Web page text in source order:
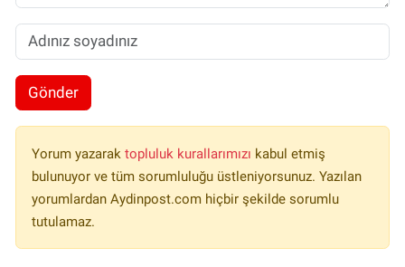
Gönder
Yorum yazarak topluluk kurallarımızı kabul etmiş
bulunuyor ve tüm sorumluluğu üstleniyorsunuz. Yazılan
yorumlardan Aydinpost.com hiçbir şekilde sorumlu
tutulamaz.